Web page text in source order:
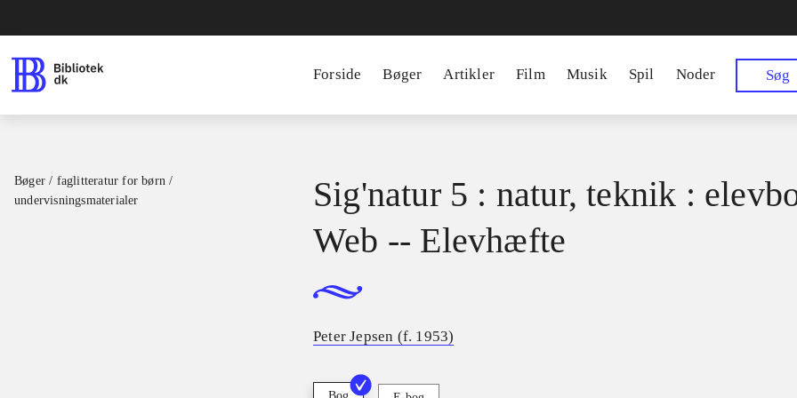
Forside Bøger Artikler Film Musik Spil Noder Søg
Bøger / faglitteratur for børn /
undervisningsmaterialer
Sig'natur 5 : natur, teknik :
Web -- Elevhæfte
Peter Jepsen (f. 1953)